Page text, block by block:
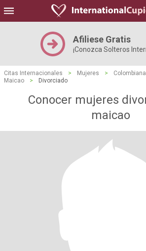
Afiliese Gratis
¡Conozca Solteros
Citas Internacionales > Mujeres >
Maicao
> Divorciado
Conocer mujeres
maicao